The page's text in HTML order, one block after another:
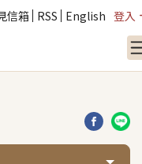
信箱 RSS English 登入
分享到
分